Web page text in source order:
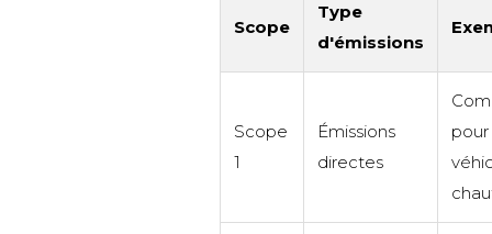
Scope
Type
d'émissions
Scope
1
Émissions
directes
pour